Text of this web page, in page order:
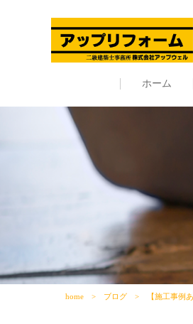
ホーム
home ブログ 【施工事例